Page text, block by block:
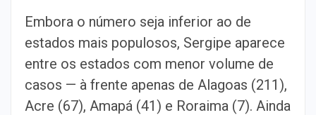
Embora o número seja inferior ao de
estados mais populosos, Sergipe aparece
entre os estados com menor volume de
casos — à frente apenas de Alagoas (211),
Acre (67), Amapá (41) e Roraima (7). Ainda